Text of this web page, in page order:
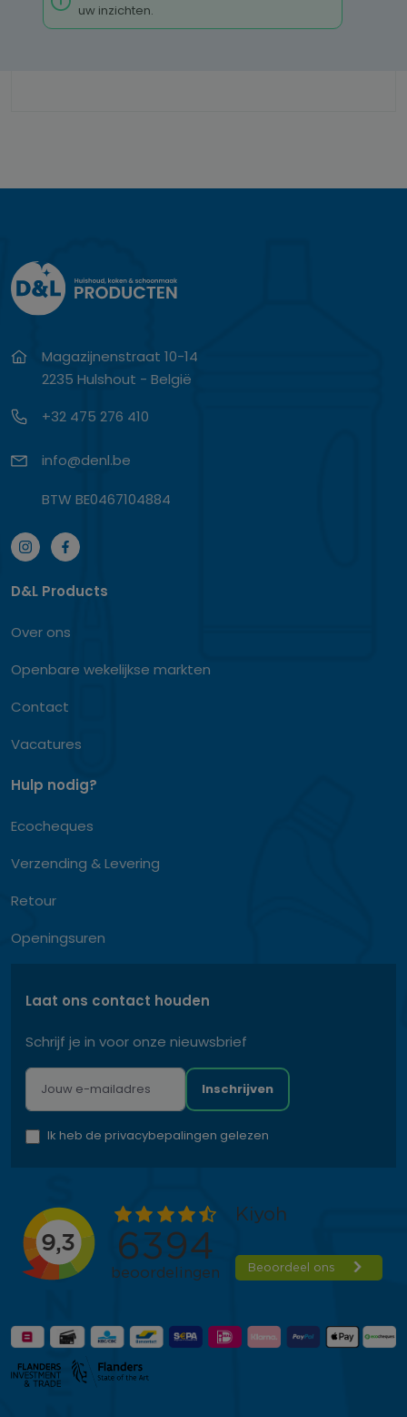
uw inzichten.
Magazijnenstraat 10-14
2235 Hulshout - België
+32 475 276 410
info@denl.be
BTW BE0467104884
D&L Products
Over ons
Openbare wekelijkse markten
Contact
Vacatures
Hulp nodig?
Ecocheques
Verzending & Levering
Retour
Openingsuren
Laat ons contact houden
Schrijf je in voor onze nieuwsbrief
Inschrijven
Ik heb de privacybepalingen gelezen